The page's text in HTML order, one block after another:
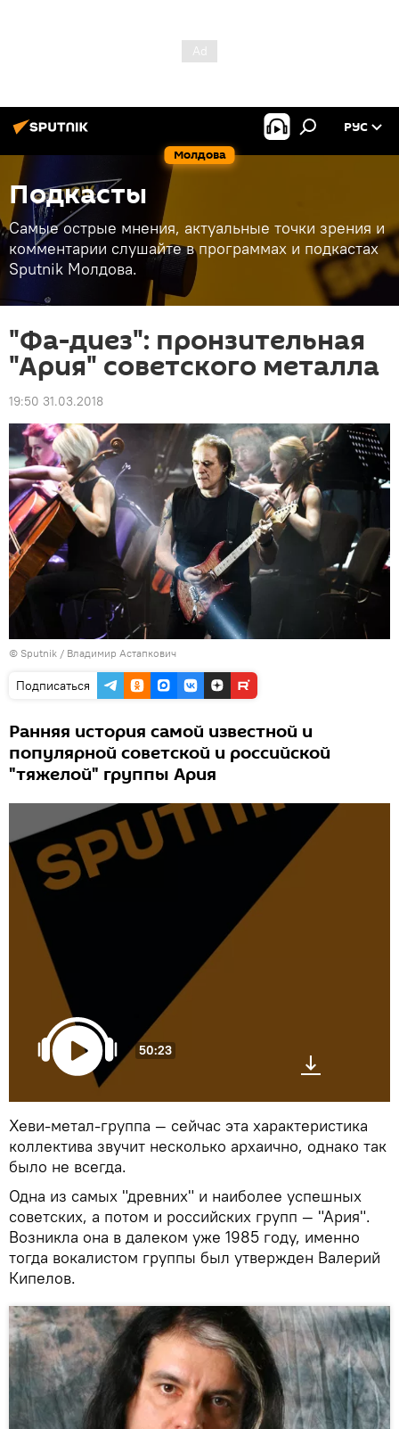
Молдова
РУС
Подкасты
Самые острые мнения, актуальные точки зрения и
комментарии слушайте в программах и подкастах
Sputnik Молдова.
"Фа-диез": пронзительная
"Ария" советского металла
19:50 31.03.2018
© Sputnik / Владимир Астапкович
Подписаться
Ранняя история самой известной и
популярной советской и российской
"тяжелой" группы Ария
50:23
Хеви-метал-группа — сейчас эта характеристика
коллектива звучит несколько архаично, однако так
было не всегда.
Одна из самых "древних" и наиболее успешных
советских, а потом и российских групп — "Ария".
Возникла она в далеком уже 1985 году, именно
тогда вокалистом группы был утвержден Валерий
Кипелов.